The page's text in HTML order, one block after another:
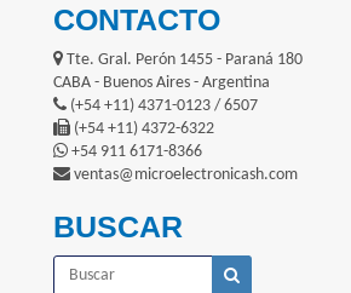
CONTACTO
Tte. Gral. Perón 1455 - Paraná 180
CABA - Buenos Aires - Argentina
(+54 +11) 4371-0123 / 6507
(+54 +11) 4372-6322
+54 911 6171-8366
ventas@microelectronicash.com
BUSCAR